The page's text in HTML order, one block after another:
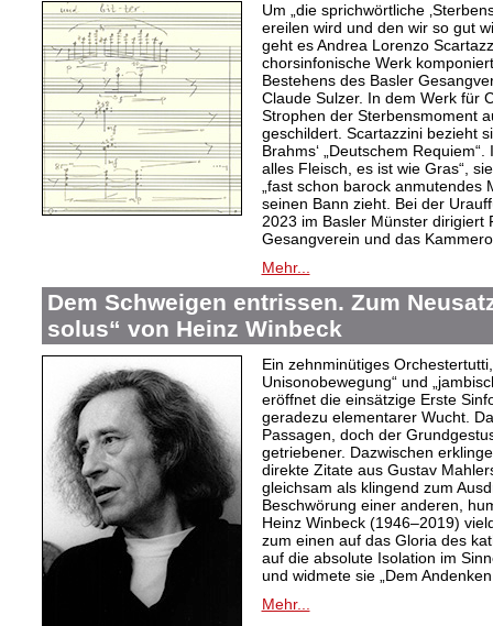
Um „die sprichwörtliche
ereilen wird und den wir so gut
geht es Andrea Lorenzo
chorsinfonische Werk
Bestehens des Basler
Claude Sulzer. In dem Werk für
Strophen der Sterbensmoment
geschildert. Scartazzini bezieht
Brahms‘ „Deutschem
alles Fleisch, es ist wie Gras“,
„fast schon barock anmutendes
seinen Bann zieht. Bei der
2023 im Basler Münster dirigiert
Gesangverein und das
Mehr...
Dem Schweigen entrissen. Zum
solus“ von Heinz Winbeck
Ein zehnminütiges
Unisonobewegung“ und
eröffnet die einsätzige Erste
geradezu elementarer Wucht.
Passagen, doch der
getriebener. Dazwischen
direkte Zitate aus Gustav
gleichsam als klingend zum
Beschwörung einer anderen,
Heinz Winbeck (1946–2019)
zum einen auf das Gloria des
auf die absolute Isolation im
und widmete sie „Dem
Mehr...